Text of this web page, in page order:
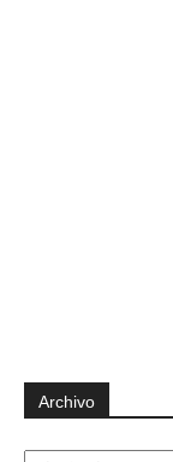
Archivo
Archivo